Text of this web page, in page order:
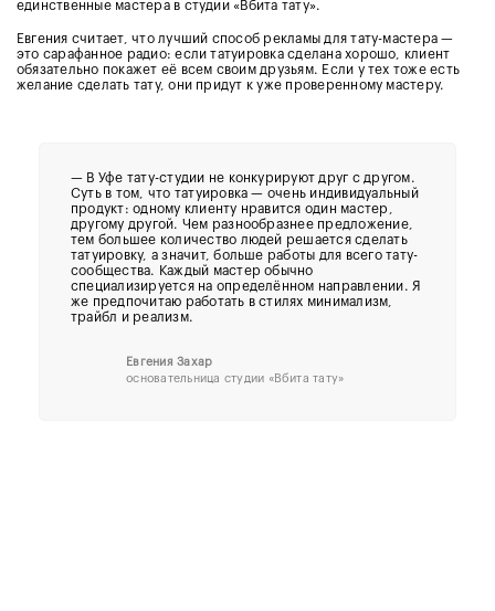
единственные мастера в студии «Вбита тату».
Евгения считает, что лучший способ рекламы для тату-мастера —
это сарафанное радио: если татуировка сделана хорошо, клиент
обязательно покажет её всем своим друзьям. Если у тех тоже есть
желание сделать тату, они придут к уже проверенному мастеру.
— В Уфе тату-студии не конкурируют друг с другом.
Суть в том, что татуировка — очень индивидуальный
продукт: одному клиенту нравится один мастер,
другому другой. Чем разнообразнее предложение,
тем большее количество людей решается сделать
татуировку, а значит, больше работы для всего тату-
сообщества. Каждый мастер обычно
специализируется на определённом направлении. Я
же предпочитаю работать в стилях минимализм,
трайбл и реализм.
Евгения Захар
основательница студии «Вбита тату»